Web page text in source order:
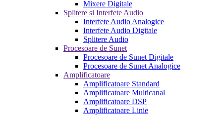
Mixere Digitale
Splitere si Interfete Audio
Interfete Audio Analogice
Interfete Audio Digitale
Splitere Audio
Procesoare de Sunet
Procesoare de Sunet Digitale
Procesoare de Sunet Analogice
Amplificatoare
Amplificatoare Standard
Amplificatoare Multicanal
Amplificatoare DSP
Amplificatoare Linie